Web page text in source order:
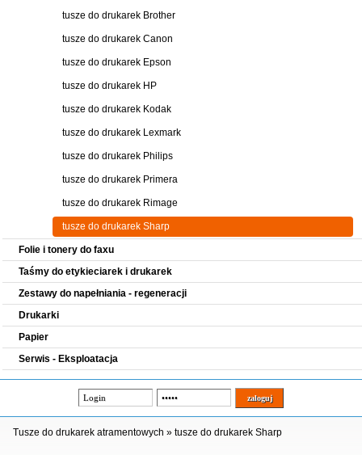
tusze do drukarek Brother
tusze do drukarek Canon
tusze do drukarek Epson
tusze do drukarek HP
tusze do drukarek Kodak
tusze do drukarek Lexmark
tusze do drukarek Philips
tusze do drukarek Primera
tusze do drukarek Rimage
tusze do drukarek Sharp
Folie i tonery do faxu
Taśmy do etykieciarek i drukarek
Zestawy do napełniania - regeneracji
Drukarki
Papier
Serwis - Eksploatacja
Tusze do drukarek atramentowych »tusze do drukarek Sharp